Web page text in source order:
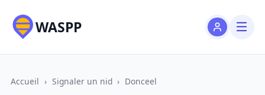
WASPP
Accueil › Signaler un nid › Donceel